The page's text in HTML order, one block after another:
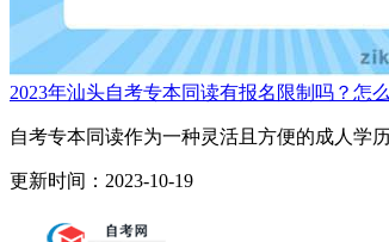
2023年汕头自考专本同读有报名限制吗？怎
自考专本同读作为一种灵活且方便的成人学
更新时间：2023-10-19